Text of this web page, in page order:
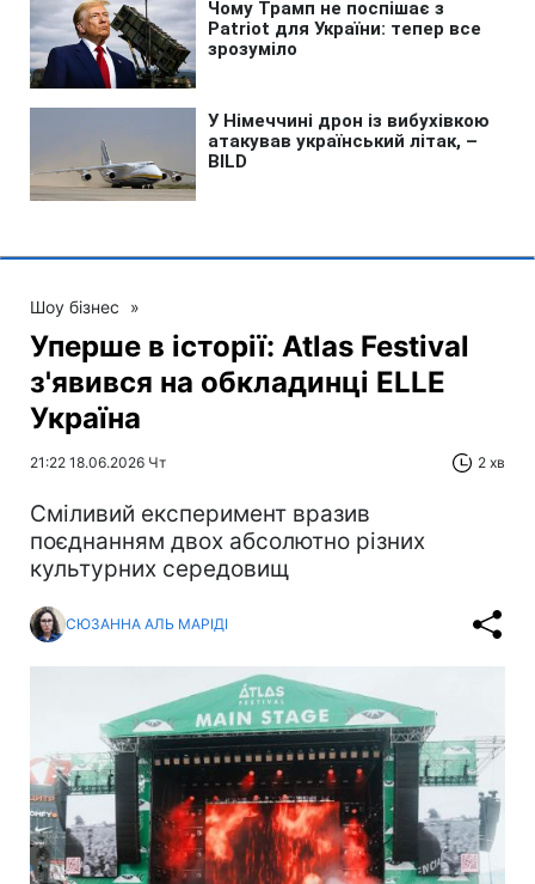
Шоу бізнес »
Уперше в історії: Atlas Festival
з'явився на обкладинці ELLE
Україна
21:22 18.06.2026 Чт 2 хв
Сміливий експеримент вразив
поєднанням двох абсолютно різних
культурних середовищ
СЮЗАННА АЛЬ МАРІДІ